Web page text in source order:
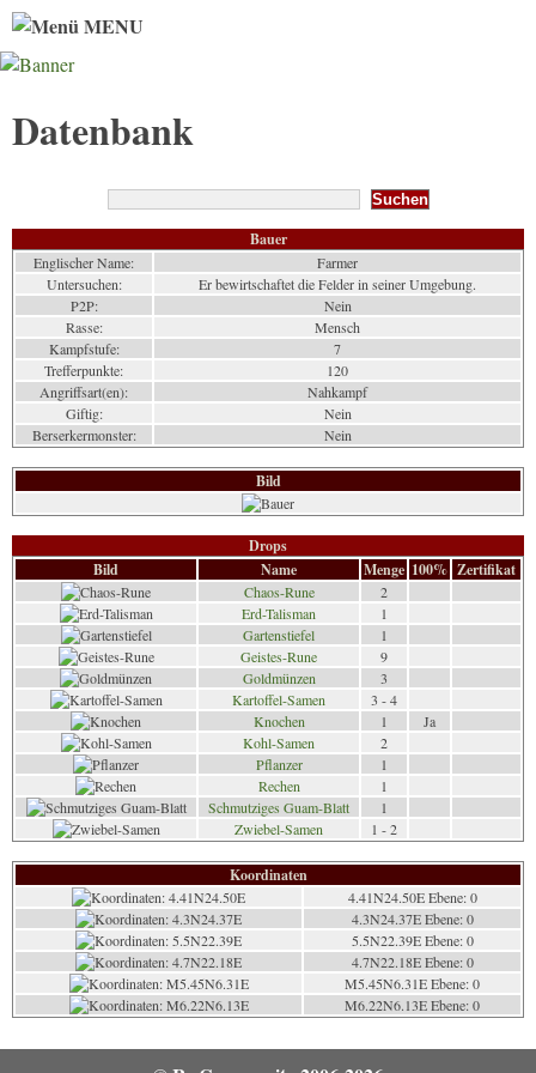
MENU
Datenbank
Bauer
Englischer Name:
Farmer
Untersuchen:
Er bewirtschaftet die Felder in seiner Umgebung.
P2P:
Nein
Rasse:
Mensch
Kampfstufe:
7
Trefferpunkte:
120
Angriffsart(en):
Nahkampf
Giftig:
Nein
Berserkermonster:
Nein
Bild
Drops
Bild
Name Menge 100% Zertifikat
Chaos-Rune
2
Erd-Talisman
1
Gartenstiefel
1
Geistes-Rune
9
Goldmünzen
3
Kartoffel-Samen
3 - 4
Knochen
1
Ja
Kohl-Samen
2
Pflanzer
1
Rechen
1
Schmutziges Guam-Blatt
1
Zwiebel-Samen
1 - 2
Koordinaten
4.41N24.50E Ebene: 0
4.3N24.37E Ebene: 0
5.5N22.39E Ebene: 0
4.7N22.18E Ebene: 0
M5.45N6.31E Ebene: 0
M6.22N6.13E Ebene: 0